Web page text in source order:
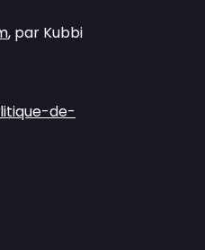
, par Kubbi
de-